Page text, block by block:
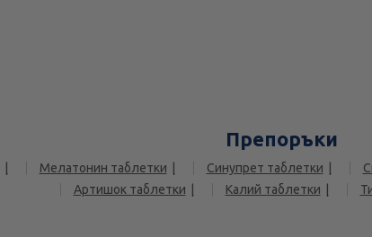
Препоръки
Мелатонин таблетки Синупрет таблетки
Артишок таблетки
Калий таблетки